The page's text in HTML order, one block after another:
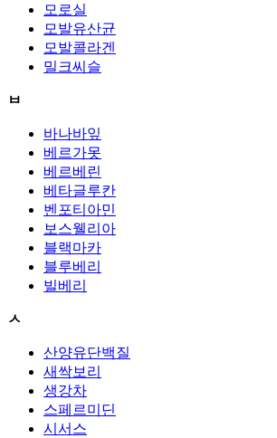
모로실
모발유산균
모발콜라겐
밀크씨슬
ㅂ
바나바잎
베르가못
베르베린
베타글루칸
벤포티아민
보스웰리아
블랙마카
블루베리
빌베리
ㅅ
산양유단백질
새싹보리
생강차
스페르미딘
시서스